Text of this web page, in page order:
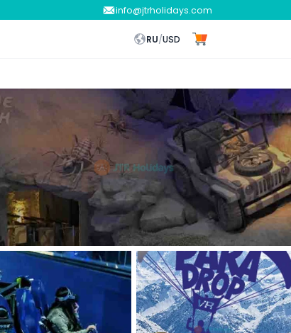
info@jtrholidays.com
RU/USD